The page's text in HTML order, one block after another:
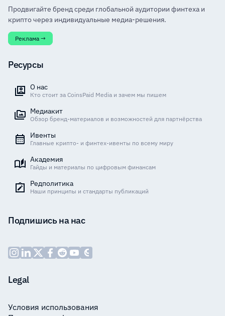
Продвигайте бренд среди глобальной аудитории финтеха и
крипто через индивидуальные медиа-решения.
Реклама →
Ресурсы
О нас
Кто стоит за CoinsPaid Media и зачем мы пишем
Медиакит
Обзор бренд-материалов и возможностей для партнёрства
Ивенты
Главные крипто- и финтех-ивенты по всему миру
Академия
Гайды и материалы по цифровым финансам
Редполитика
Наши принципы и стандарты публикаций
Подпишись на нас
Legal
Условия использования